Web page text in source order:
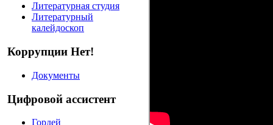
Литературная студия
Литературный
калейдоскоп
Коррупции Нет!
Документы
Цифровой ассистент
Гордей